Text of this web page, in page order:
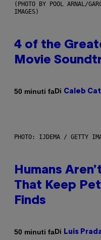
(PHOTO BY POOL ARNAL/
IMAGES)
4 of the
Movie
50 minuti faDi Caleb
PHOTO: IJDEMA / GETTY
Humans
That Keep
Finds
50 minuti faDi Luis